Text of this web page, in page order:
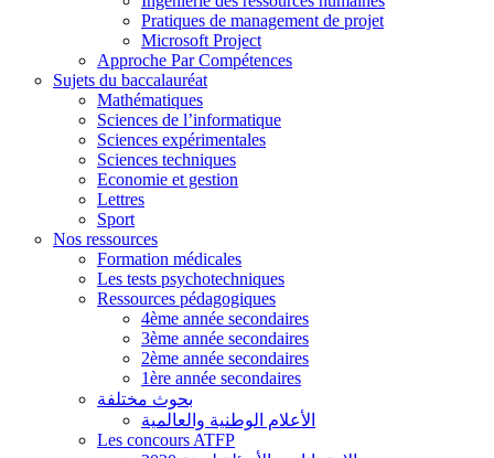
Pratiques de management de projet
Microsoft Project
Approche Par Compétences
Sujets du baccalauréat
Mathématiques
Sciences de l’informatique
Sciences expérimentales
Sciences techniques
Economie et gestion
Lettres
Sport
Nos ressources
Formation médicales
Les tests psychotechniques
Ressources pédagogiques
4ème année secondaires
3ème année secondaires
2ème année secondaires
1ère année secondaires
بحوث مختلفة
الأعلام الوطنية والعالمية
Les concours ATFP